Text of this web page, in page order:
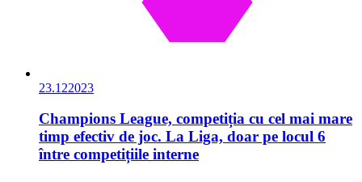
23.122023
Champions League, competiția cu cel mai mare
timp efectiv de joc. La Liga, doar pe locul 6
între competițiile interne